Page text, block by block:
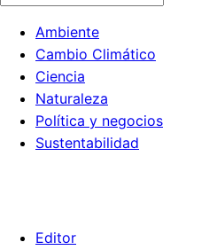
Ambiente
Cambio Climático
Ciencia
Naturaleza
Política y negocios
Sustentabilidad
Editor